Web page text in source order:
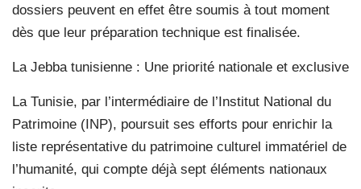
dossiers peuvent en effet être soumis à tout moment
dès que leur préparation technique est finalisée.
La Jebba tunisienne : Une priorité nationale et exclusive
La Tunisie, par l’intermédiaire de l’Institut National du
Patrimoine (INP), poursuit ses efforts pour enrichir la
liste représentative du patrimoine culturel immatériel de
l’humanité, qui compte déjà sept éléments nationaux